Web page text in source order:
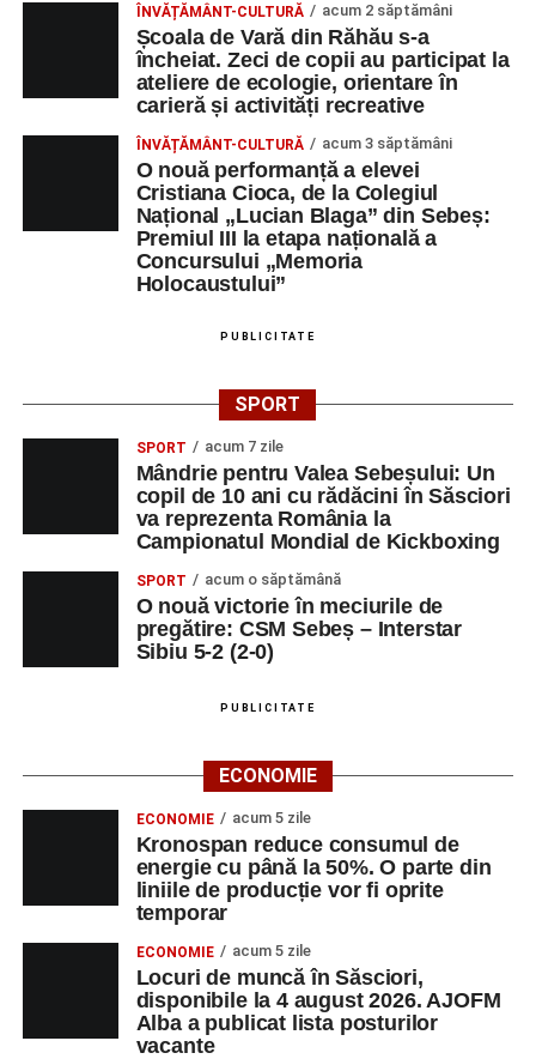
ÎNVĂȚĂMÂNT-CULTURĂ acum 2 săptămâni
Școala de Vară din Răhău s-a
încheiat. Zeci de copii au participat la
ateliere de ecologie, orientare în
carieră și activități recreative
ÎNVĂȚĂMÂNT-CULTURĂ acum 3 săptămâni
O nouă performanță a elevei
Cristiana Cioca, de la Colegiul
Național „Lucian Blaga” din Sebeș:
Premiul III la etapa națională a
Concursului „Memoria
Holocaustului”
PUBLICITATE
SPORT
SPORT acum 7 zile
Mândrie pentru Valea Sebeșului: Un
copil de 10 ani cu rădăcini în Săsciori
va reprezenta România la
Campionatul Mondial de Kickboxing
SPORT acum o săptămână
O nouă victorie în meciurile de
pregătire: CSM Sebeș – Interstar
Sibiu 5-2 (2-0)
PUBLICITATE
ECONOMIE
ECONOMIE acum 5 zile
Kronospan reduce consumul de
energie cu până la 50%. O parte din
liniile de producție vor fi oprite
temporar
ECONOMIE acum 5 zile
Locuri de muncă în Săsciori,
disponibile la 4 august 2026. AJOFM
Alba a publicat lista posturilor
vacante